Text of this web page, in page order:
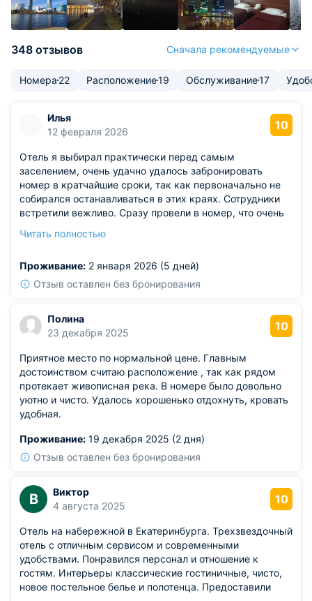
348 отзывов Сначала рекомендуемые
Номера 22 Расположение19 Обслуживание17
Илья
12 февраля 2026
10
Отель я выбирал практически перед самым
заселением, очень удачно удалось забронировать
номер в кратчайшие сроки, так как первоначально не
собирался останавливаться в этих краях. Сотрудники
встретили вежливо. Сразу провели в номер, что очень
отдохнуть. Великолепные условия для крепкого сна и
радует это полное отсутствие пыли или другой грязи в
номере, порядок здесь практически идеальный.
Читать полностью
Проживание: 2 января 2026 (5 дней)
Отзыв оставлен без бронирования
Полина
23 декабря 2025
10
Приятное место по нормальной цене. Главным
достоинством считаю расположение , так как рядом
протекает живописная река. В номере было довольно
уютно и чисто. Удалось хорошенько отдохнуть, кровать
удобная.
Проживание: 19 декабря 2025 (2 дня)
Отзыв оставлен без бронирования
В
Виктор
4 августа 2025
10
Отель на набережной в Екатеринбурга. Трехзвездочный
отель с отличным сервисом и современными
удобствами. Понравился персонал и отношение к
гостям. Интерьеры классические гостиничные, чисто,
новое постельное белье и полотенца. Предоставили